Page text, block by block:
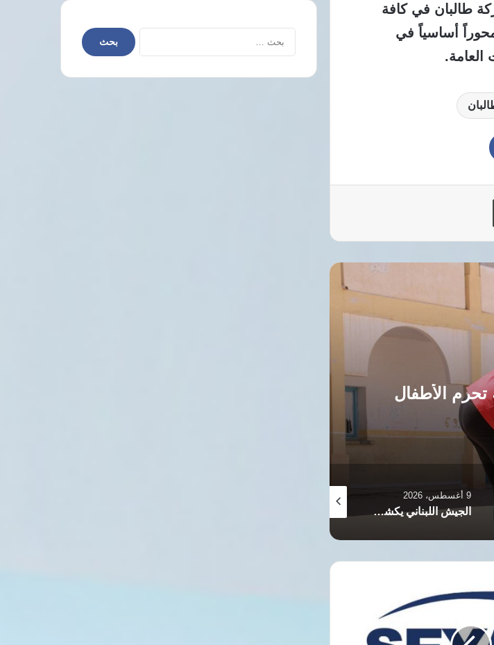
طالبان في كافة
محوراً أساسياً في
العامة.
طباعة
تحرم الأطفال
9 أغسطس، 2026
الجيش اللبناني يكشف تفاصيل إصابة ثلاثة عسكريين في عمليات تفكيك ذخائر
البحث
عن: